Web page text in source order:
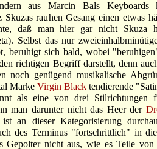
aus Marcin Bals Keyboards
rauhen Gesang einen etwas
daß man hier gar nicht Skuza
Selbst das nur
beruhigt sich bald, wobei
richtigen Begriff darstellt, denn
noch genügend musikalische
Marke Virgin Black tendierende
als eine von drei Stilrichtungen
man darunter nicht das Heer der
an dieser Kategorisierung
des Terminus "fortschrittlich" in
Gepolter nicht aus, wie es Teile